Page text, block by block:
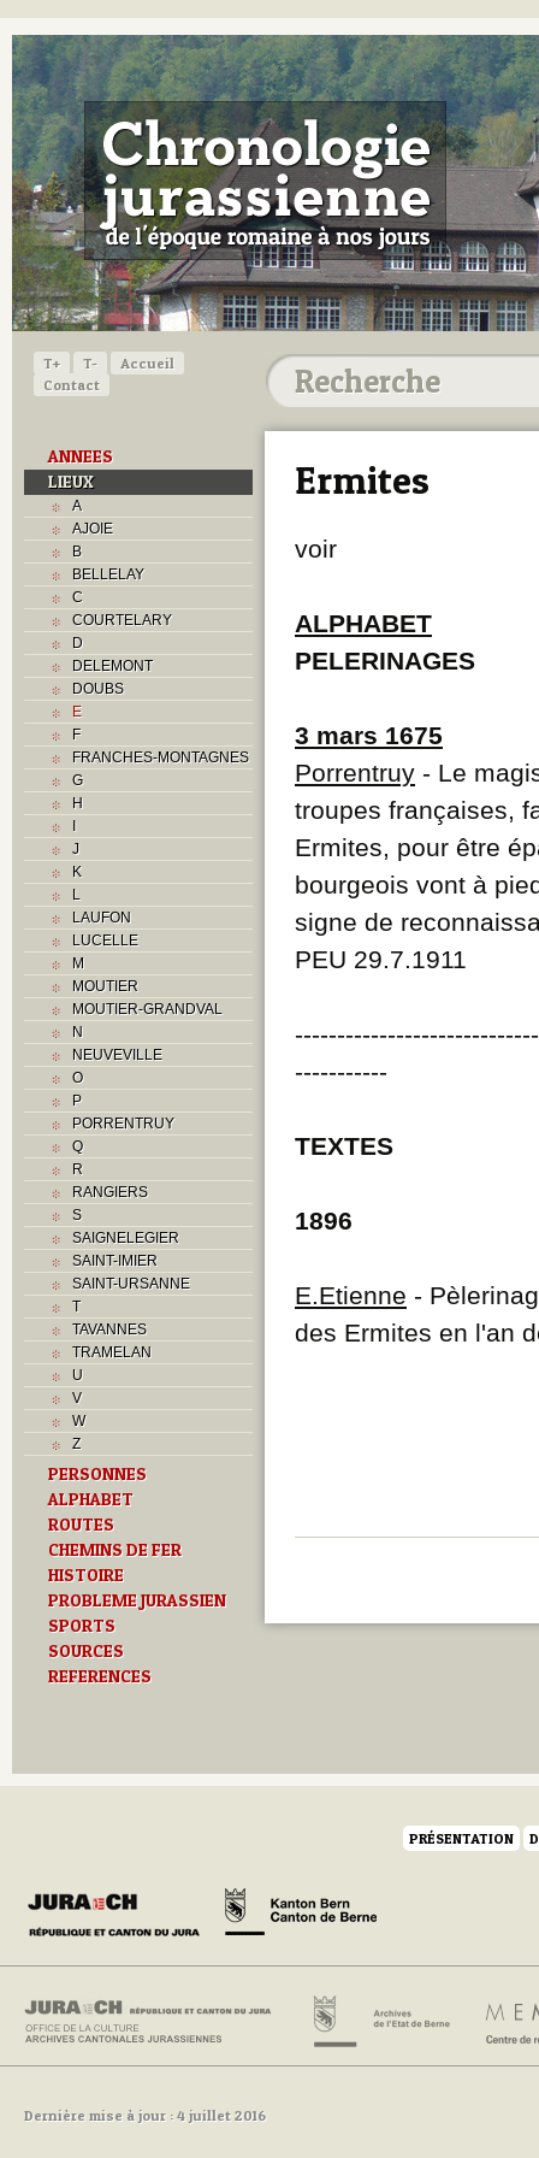
T+ T-
Accueil
Contact
ANNEES
LIEUX
A
AJOIE
B
BELLELAY
C
COURTELARY
D
DELEMONT
DOUBS
E
F
FRANCHES-MONTAGNES
G
H
I
J
K
L
LAUFON
LUCELLE
M
MOUTIER
MOUTIER-GRANDVAL
N
NEUVEVILLE
O
P
PORRENTRUY
Q
R
RANGIERS
S
SAIGNELEGIER
SAINT-IMIER
SAINT-URSANNE
T
TAVANNES
TRAMELAN
U
V
W
Z
PERSONNES
ALPHABET
ROUTES
CHEMINS DE FER
HISTOIRE
PROBLEME JURASSIEN
SPORTS
SOURCES
REFERENCES
Ermites
voir
ALPHABET
PELERINAGES
3 mars 1675
Porrentruy - Le
troupes françaises,
Ermites, pour être
bourgeois vont à
signe de
PEU 29.7.1911
-----------
TEXTES
1896
E.Etienne -
des Ermites en l'an
PRÉSENTATION
Dernière mise à jour : 4 juillet 2016